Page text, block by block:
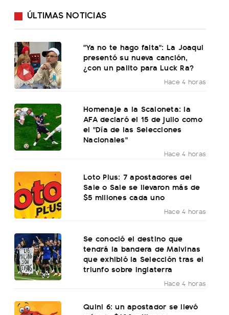
ÚLTIMAS NOTICIAS
"Ya no te hago falta": La Joaqui
presentó su nueva canción,
¿con un palito para Luck Ra?
Hace 4 horas
Homenaje a la Scaloneta: la
AFA declaró el 15 de julio como
el "Día de las Selecciones
Nacionales"
Hace 4 horas
Loto Plus: 7 apostadores del
Sale o Sale se llevaron más de
$5 millones cada uno
Hace 4 horas
Se conoció el destino que
tendrá la bandera de Malvinas
que exhibió la Selección tras el
triunfo sobre Inglaterra
Hace 4 horas
Quini 6: un apostador se llevó